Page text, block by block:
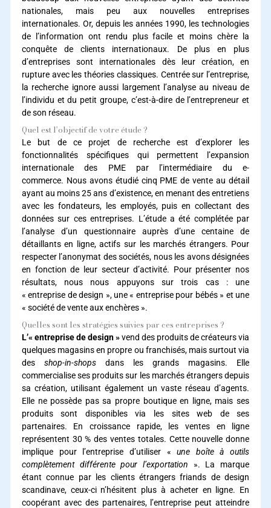
nationales, mais peu aux nouvelles entreprises
internationales. Or, depuis les années 1990, les technologies
de l’information ont rendu plus facile et moins chère la
conquête de clients internationaux. De plus en plus
d’entreprises sont internationales dès leur création, en
rupture avec les théories classiques. Centrée sur l’entreprise,
la recherche ignore aussi largement l’analyse au niveau de
l’individu et du petit groupe, c’est-à-dire de l’entrepreneur et
de son réseau.
Quel est l’objectif de votre étude ?
Le but de ce projet de recherche est d’explorer les
fonctionnalités spécifiques qui permettent l’expansion
internationale des PME par l’intermédiaire du e-
commerce. Nous avons étudié cinq PME de vente au détail
ayant au moins 25 ans d’existence, en menant des entretiens
avec les fondateurs, les employés, puis en collectant des
données sur ces entreprises. L’étude a été complétée par
l’analyse d’un questionnaire auprès d’une centaine de
détaillants en ligne, actifs sur les marchés étrangers. Pour
respecter l’anonymat des sociétés, nous les avons désignées
en fonction de leur secteur d’activité. Pour présenter nos
résultats, nous nous appuyons sur trois cas : une
« entreprise de design », une « entreprise pour bébés » et une
« société de vente aux enchères ».
Quelles sont les stratégies suivies par ces entreprises ?
L’« entreprise de design »vend des produits de créateurs via
quelques magasins en propre ou franchisés, mais surtout via
des shop-in-shopsdans les grands magasins. Elle
commercialise ses produits sur les marchés étrangers depuis
sa création, utilisant également un vaste réseau d’agents.
Elle ne possède pas sa propre boutique en ligne, mais ses
produits sont disponibles via les sites web de ses
partenaires. En croissance rapide, les ventes en ligne
représentent 30 % des ventes totales. Cette nouvelle donne
implique pour l’entreprise d’utiliser «une boîte à outils
complètement différente pour l’exportation ». La marque
étant connue par les clients étrangers friands de design
scandinave, ceux-ci n’hésitent plus à acheter en ligne. En
coopérant avec des partenaires, l’entreprise peut atteindre